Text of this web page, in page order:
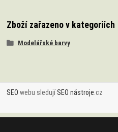
Zboží zařazeno v kategoriích
Modelářské barvy
SEO webu sledujíSEO nástroje .cz